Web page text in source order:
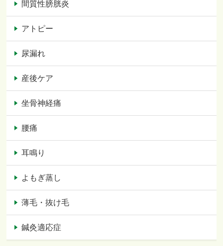
間質性膀胱炎
アトピー
尿漏れ
産後ケア
坐骨神経痛
腰痛
耳鳴り
よもぎ蒸し
薄毛・抜け毛
鍼灸適応症